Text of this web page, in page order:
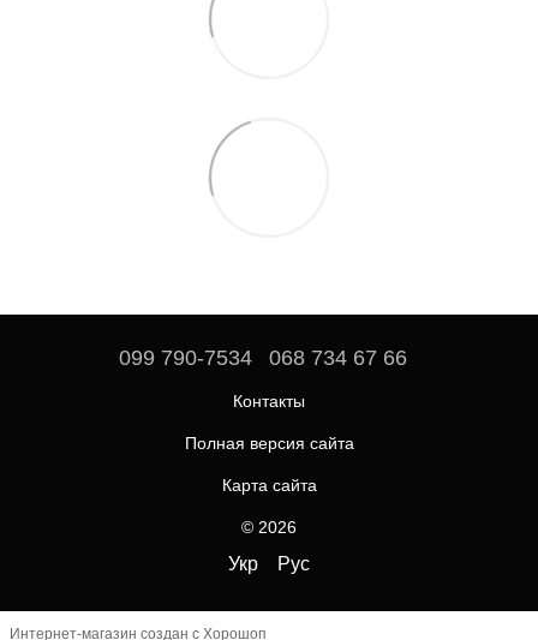
099 790-7534 068 734 67 66
Контакты
Полная версия сайта
Карта сайта
© 2026
Укр Рус
Интернет-магазин создан с Хорошоп